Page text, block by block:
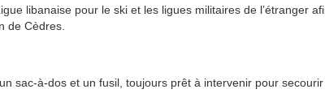
libanaise pour le ski et les ligues militaires de l’étranger
de Cèdres.
sac-à-dos et un fusil, toujours prêt à intervenir pour